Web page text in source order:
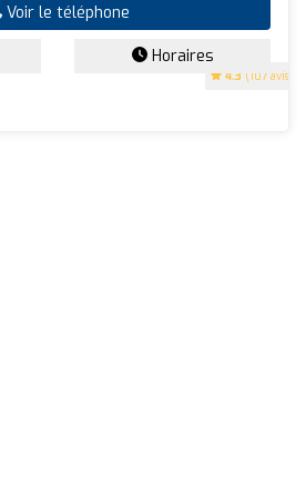
4.3 (107 avis)
Voir le téléphone
Horaires